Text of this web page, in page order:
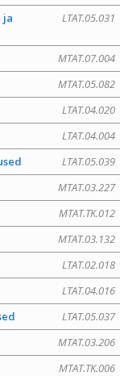
LTAT.05.031
ja
MTAT.07.004
MTAT.05.082
LTAT.04.020
LTAT.04.004
LTAT.05.039
MTAT.03.227
MTAT.TK.012
MTAT.03.132
LTAT.02.018
LTAT.04.016
LTAT.05.037
MTAT.03.206
MTAT.TK.006